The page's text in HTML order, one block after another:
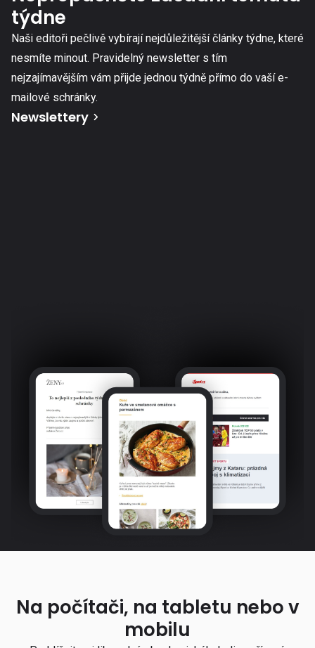
týdne
Naši editoři pečlivě vybírají nejdůležitější články týdne, které
nesmíte minout. Pravidelný newsletter s tím
nejzajímavějším vám přijde jednou týdně přímo do vaší e-
mailové schránky.
Newslettery
Na počítači, na tabletu nebo v
mobilu